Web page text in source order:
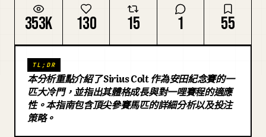
定價
下載
部落格
353K 130 15 1 55
TL;DR
本分析重點介紹了 Sirius Colt 作為安田紀念賽的一
匹大冷門，並指出其體格成長與對一哩賽程的適應
性。本指南包含頂尖參賽馬匹的詳細分析以及投注
策略。